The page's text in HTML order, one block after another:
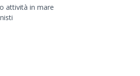
attività in mare